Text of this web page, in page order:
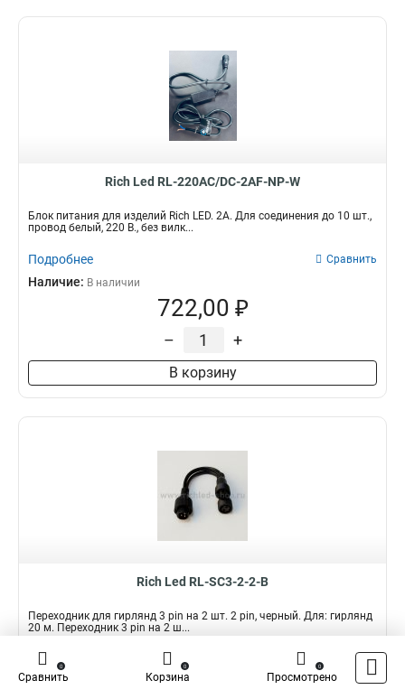
Rich Led RL-220AC/DC-2AF-NP-W
Блок питания для изделий Rich LED. 2А. Для соединения до 10 шт.,
провод белый, 220 В., без вилк...
Подробнее Сравнить
Наличие: В наличии
722,00 ₽
– +
В корзину
Rich Led RL-SC3-2-2-B
Переходник для гирлянд 3 pin на 2 шт. 2 pin, черный. Для: гирлянд
20 м. Переходник 3 pin на 2 ш...
Подробнее Сравнить
Наличие:
Сравнить
0
Корзина
0
Просмотрено
0